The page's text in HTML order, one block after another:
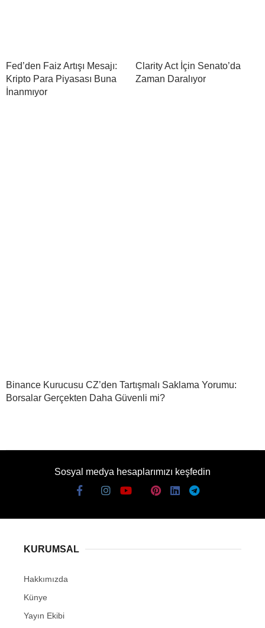
Fed’den Faiz Artışı Mesajı:
Kripto Para Piyasası Buna
İnanmıyor
Clarity Act İçin Senato’da
Zaman Daralıyor
Binance Kurucusu CZ’den Tartışmalı Saklama Yorumu:
Borsalar Gerçekten Daha Güvenli mi?
Sosyal medya hesaplarımızı keşfedin
KURUMSAL
Hakkımızda
Künye
Yayın Ekibi